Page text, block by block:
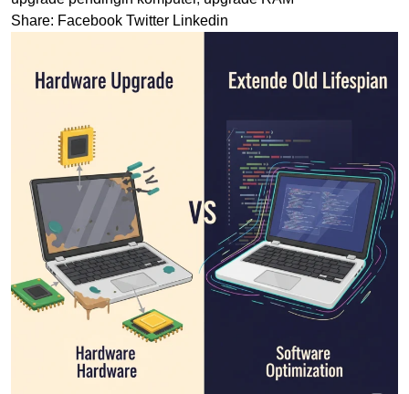
Share: Facebook Twitter Linkedin